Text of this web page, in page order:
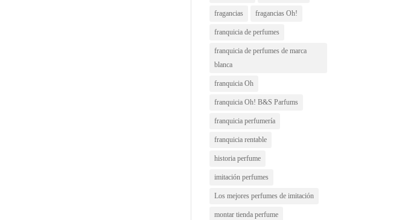
fragancias fragancias Oh!
franquicia de perfumes
franquicia de perfumes de marca
blanca
franquicia Oh
franquicia Oh! B&S Parfums
franquicia perfumería
franquicia rentable
historia perfume
imitación perfumes
Los mejores perfumes de imitación
montar tienda perfume